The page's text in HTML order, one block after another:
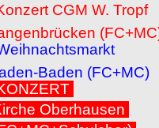
CGM W. Tropf
(FC+MC)
Oberhausen